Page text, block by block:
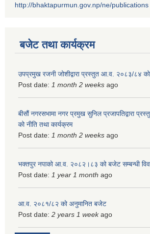
http://bhaktapurmun.gov.np/ne/publications
बजेट तथा कार्यक्रम
उपप्रमुख रजनी जोशीद्वारा प्रस्तुत आ.व. २०८३/८४
Post date: 1 month 2 weeks ago
बीसौं नगरसभामा नगर प्रमुख सुनिल प्रजापतिद्वारा
को नीति तथा कार्यक्रम
Post date: 1 month 2 weeks ago
भक्तपुर नपाको आ.व. २०८२।८३ को बजेट सम्बन्धी
Post date: 1 year 1 month ago
आ.व. २०८१/८२ को अनुमानित बजेट
Post date: 2 years 1 weekago